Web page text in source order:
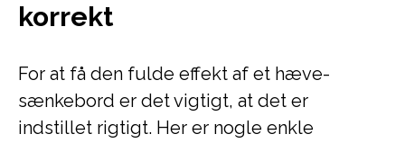
korrekt
For at få den fulde effekt af et hæve-
sænkebord er det vigtigt, at det er
indstillet rigtigt. Her er nogle enkle